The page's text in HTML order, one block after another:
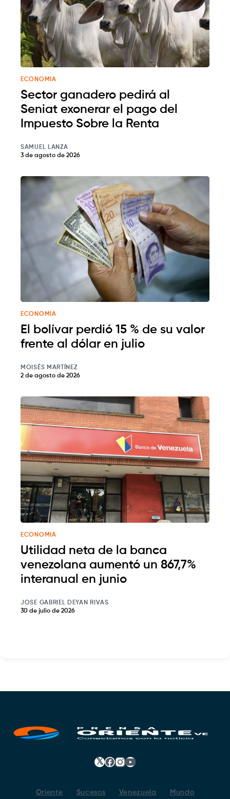
ECONOMIA
Sector ganadero pedirá al
Seniat exonerar el pago del
Impuesto Sobre la Renta
SAMUEL LANZA
3 de agosto de 2026
ECONOMIA
El bolívar perdió 15 % de su valor
frente al dólar en julio
MOISÉS MARTÍNEZ
2 de agosto de 2026
ECONOMIA
Utilidad neta de la banca
venezolana aumentó un 867,7%
interanual en junio
JOSE GABRIEL DEYAN RIVAS
30 de julio de 2026
𝕏 Facebook
Instagram
YouTube
Oriente Sucesos Venezuela Mundo